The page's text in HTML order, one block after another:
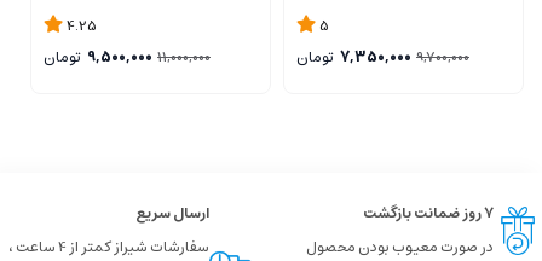
5
9,700,000
7,350,000 تومان
4.25
11,000,000
9,500,000 تومان
۷ روز ضمانت بازگشت
در صورت معیوب بودن محصول
ارسال سریع
سفارشات شیراز کمتر از 4 ساعت ،